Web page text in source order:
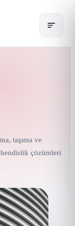
taşıma ve
çözümleri